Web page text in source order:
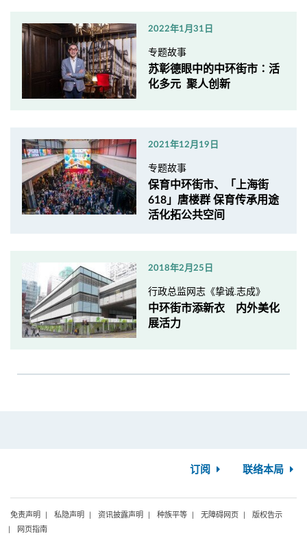
2022年1月31日
专题故事
苏彰德眼中的中环街市∶活
化多元 聚人创新
2021年12月19日
专题故事
保育中环街市、「上海街
618」唐楼群 保育传承用途
活化拓公共空间
2018年2月25日
行政总监网志《挚诚.志成》
中环街市添新衣 内外美化
展活力
订阅 联络本局
免责声明 私隐声明 资讯披露声明 种族平等 无障碍网页
版权告示
网页指南